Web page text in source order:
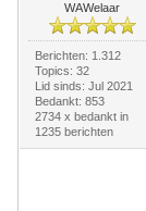
WAWelaar
Berichten: 1.312
Topics: 32
Lid sinds: Jul 2021
Bedankt: 853
2734 x bedankt in
1235 berichten